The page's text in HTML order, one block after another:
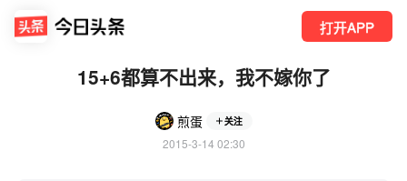
打开APP
15+6都算不出来，我不嫁你了
煎蛋 关注
2015-3-14 02:30